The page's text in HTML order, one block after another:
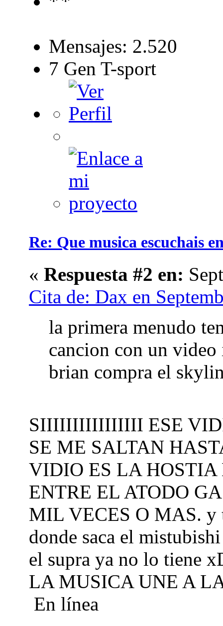
Mensajes: 2.520
7 Gen T-sport
Re: Que musica escuchais
« Respuesta #2 en:
Cita de: Dax en
la primera menudo
cancion con un video
brian compra el
SIIIIIIIIIIIIIIII ESE
SE ME SALTAN
VIDIO ES LA HOSTIA
ENTRE EL ATODO
MIL VECES O MAS. y
donde saca el
el supra ya no lo tiene
LA MUSICA UNE A
En línea